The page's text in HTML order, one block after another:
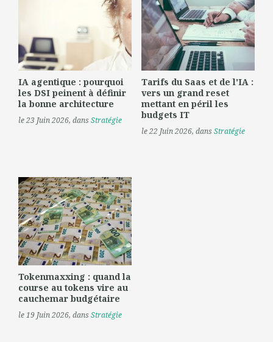
IA agentique : pourquoi
les DSI peinent à définir
la bonne architecture
le 23 Juin 2026, dansStratégie
Tarifs du Saas et de l'IA :
vers un grand reset
mettant en péril les
budgets IT
le 22 Juin 2026, dansStratégie
Tokenmaxxing : quand la
course au tokens vire au
cauchemar budgétaire
le 19 Juin 2026, dansStratégie